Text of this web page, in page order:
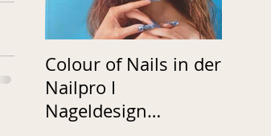
Colour of Nails in der
Nailpro I
Nageldesign